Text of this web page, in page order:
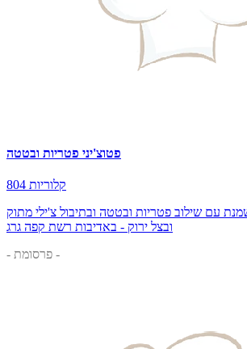
פטוצ'יני פטריות ובטטה
804 קלוריות
עם שילוב פטריות ובטטה ובתיבול צ'ילי מתוק
ובצל ירוק - באדיבות רשת קפה גרג
- פרסומת -